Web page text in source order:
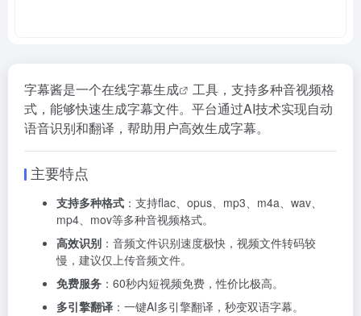
字幕酱是一个在线字幕生成
工具，支持多种音视频格
式，能够快速生成字幕文件。平台通过AI技术实现自动
语音识别和翻译，帮助用户高效生成字幕。
主要特点
支持多种格式 ：支持flac、opus、mp3、m4a、wav、
mp4、mov等多种音视频格式。
高效识别 ：音频文件识别速度极快，视频文件转码较
慢，建议仅上传音频文件。
免费服务 ：60秒内短视频免费，性价比极高。
多引擎翻译 ：一键AI多引擎翻译，秒变双语字幕。